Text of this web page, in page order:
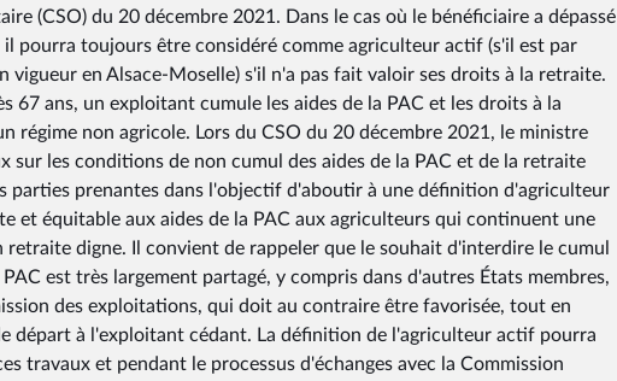
(CSO) du 20 décembre 2021. Dans le cas où le bénéficiaire a dépassé
pourra toujours être considéré comme agriculteur actif (s'il est par
vigueur en Alsace-Moselle) s'il n'a pas fait valoir ses droits à la retraite.
ans, un exploitant cumule les aides de la PAC et les droits à la
régime non agricole. Lors du CSO du 20 décembre 2021, le ministre
sur les conditions de non cumul des aides de la PAC et de la retraite
parties prenantes dans l'objectif d'aboutir à une définition d'agriculteur
et équitable aux aides de la PAC aux agriculteurs qui continuent une
digne. Il convient de rappeler que le souhait d'interdire le cumul
est très largement partagé, y compris dans d'autres États membres,
des exploitations, qui doit au contraire être favorisée, tout en
départ à l'exploitant cédant. La définition de l'agriculteur actif pourra
travaux et pendant le processus d'échanges avec la Commission